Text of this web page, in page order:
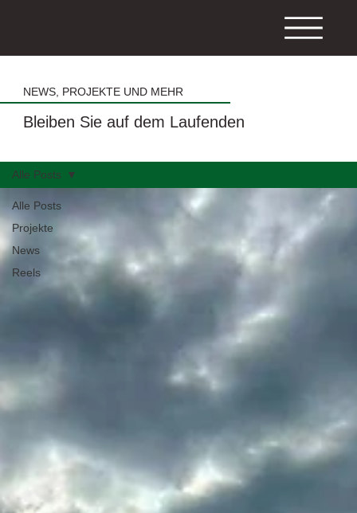
NEWS, PROJEKTE UND MEHR
Bleiben Sie auf dem Laufenden
Alle Posts
Projekte
News
Reels
Alle Posts